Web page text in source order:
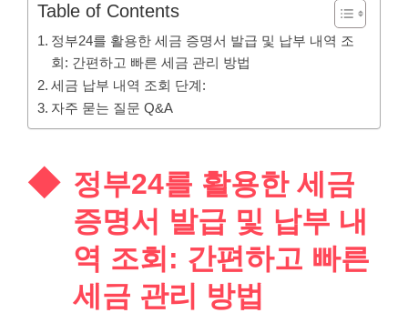
Table of Contents
정부24를 활용한 세금 증명서 발급 및 납부 내역 조
회: 간편하고 빠른 세금 관리 방법
세금 납부 내역 조회 단계:
자주 묻는 질문 Q&A
정부24를 활용한 세금
증명서 발급 및 납부 내
역 조회: 간편하고 빠른
세금 관리 방법